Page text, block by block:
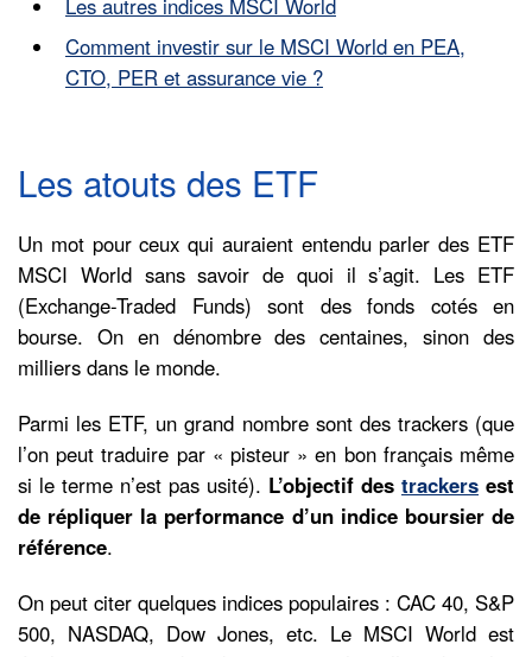
Les autres indices MSCI World
Comment investir sur le MSCI World en PEA,
CTO, PER et assurance vie ?
Les atouts des ETF
Un mot pour ceux qui auraient entendu parler des ETF
MSCI World sans savoir de quoi il s’agit. Les ETF
(Exchange-Traded Funds) sont des fonds cotés en
bourse. On en dénombre des centaines, sinon des
milliers dans le monde.
Parmi les ETF, un grand nombre sont des trackers (que
l’on peut traduire par « pisteur » en bon français même
si le terme n’est pas usité). L’objectif des trackers est
de répliquer la performance d’un indice boursier de
référence.
On peut citer quelques indices populaires : CAC 40, S&P
500, NASDAQ, Dow Jones, etc. Le MSCI World est